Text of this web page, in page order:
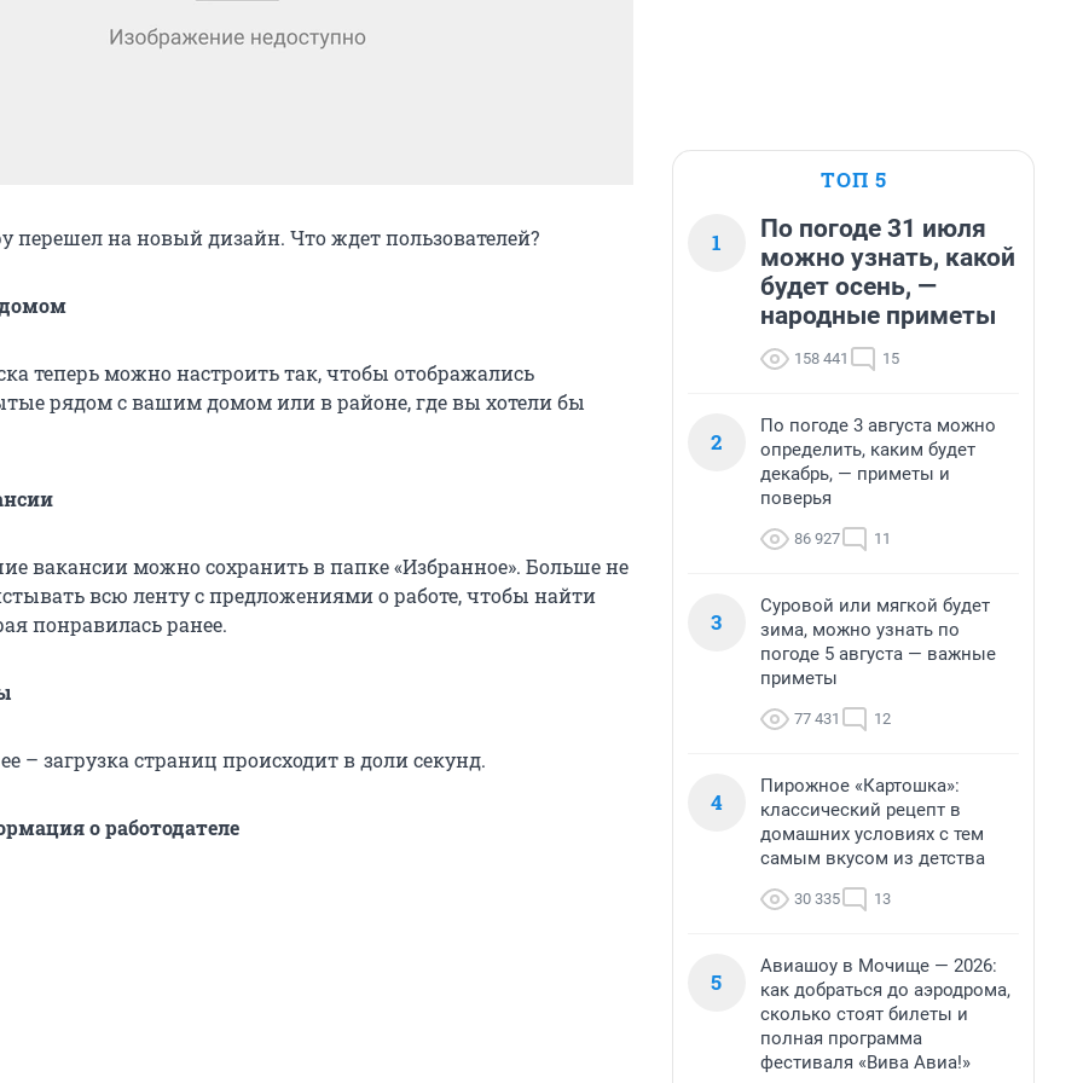
перешел на новый дизайн. Что ждет пользователей?
теперь можно настроить так, чтобы отображались
рядом с вашим домом или в районе, где вы хотели бы
вакансии можно сохранить в папке «Избранное». Больше не
всю ленту с предложениями о работе, чтобы найти
понравилась ранее.
– загрузка страниц происходит в доли секунд.
о работодателе
ТОП 5
1
По погоде 31 июля
можно узнать, какой
будет осень, —
народные приметы
158 441 15
2
По погоде 3 августа можно
определить, каким будет
декабрь, — приметы и
поверья
86 927 11
3
Суровой или мягкой будет
зима, можно узнать по
погоде 5 августа — важные
приметы
77 431 12
4
Пирожное «Картошка»:
классический рецепт в
домашних условиях с тем
самым вкусом из детства
30 335 13
5
Авиашоу в Мочище — 2026:
как добраться до аэродрома,
сколько стоят билеты и
полная программа
фестиваля «Вива Авиа!»